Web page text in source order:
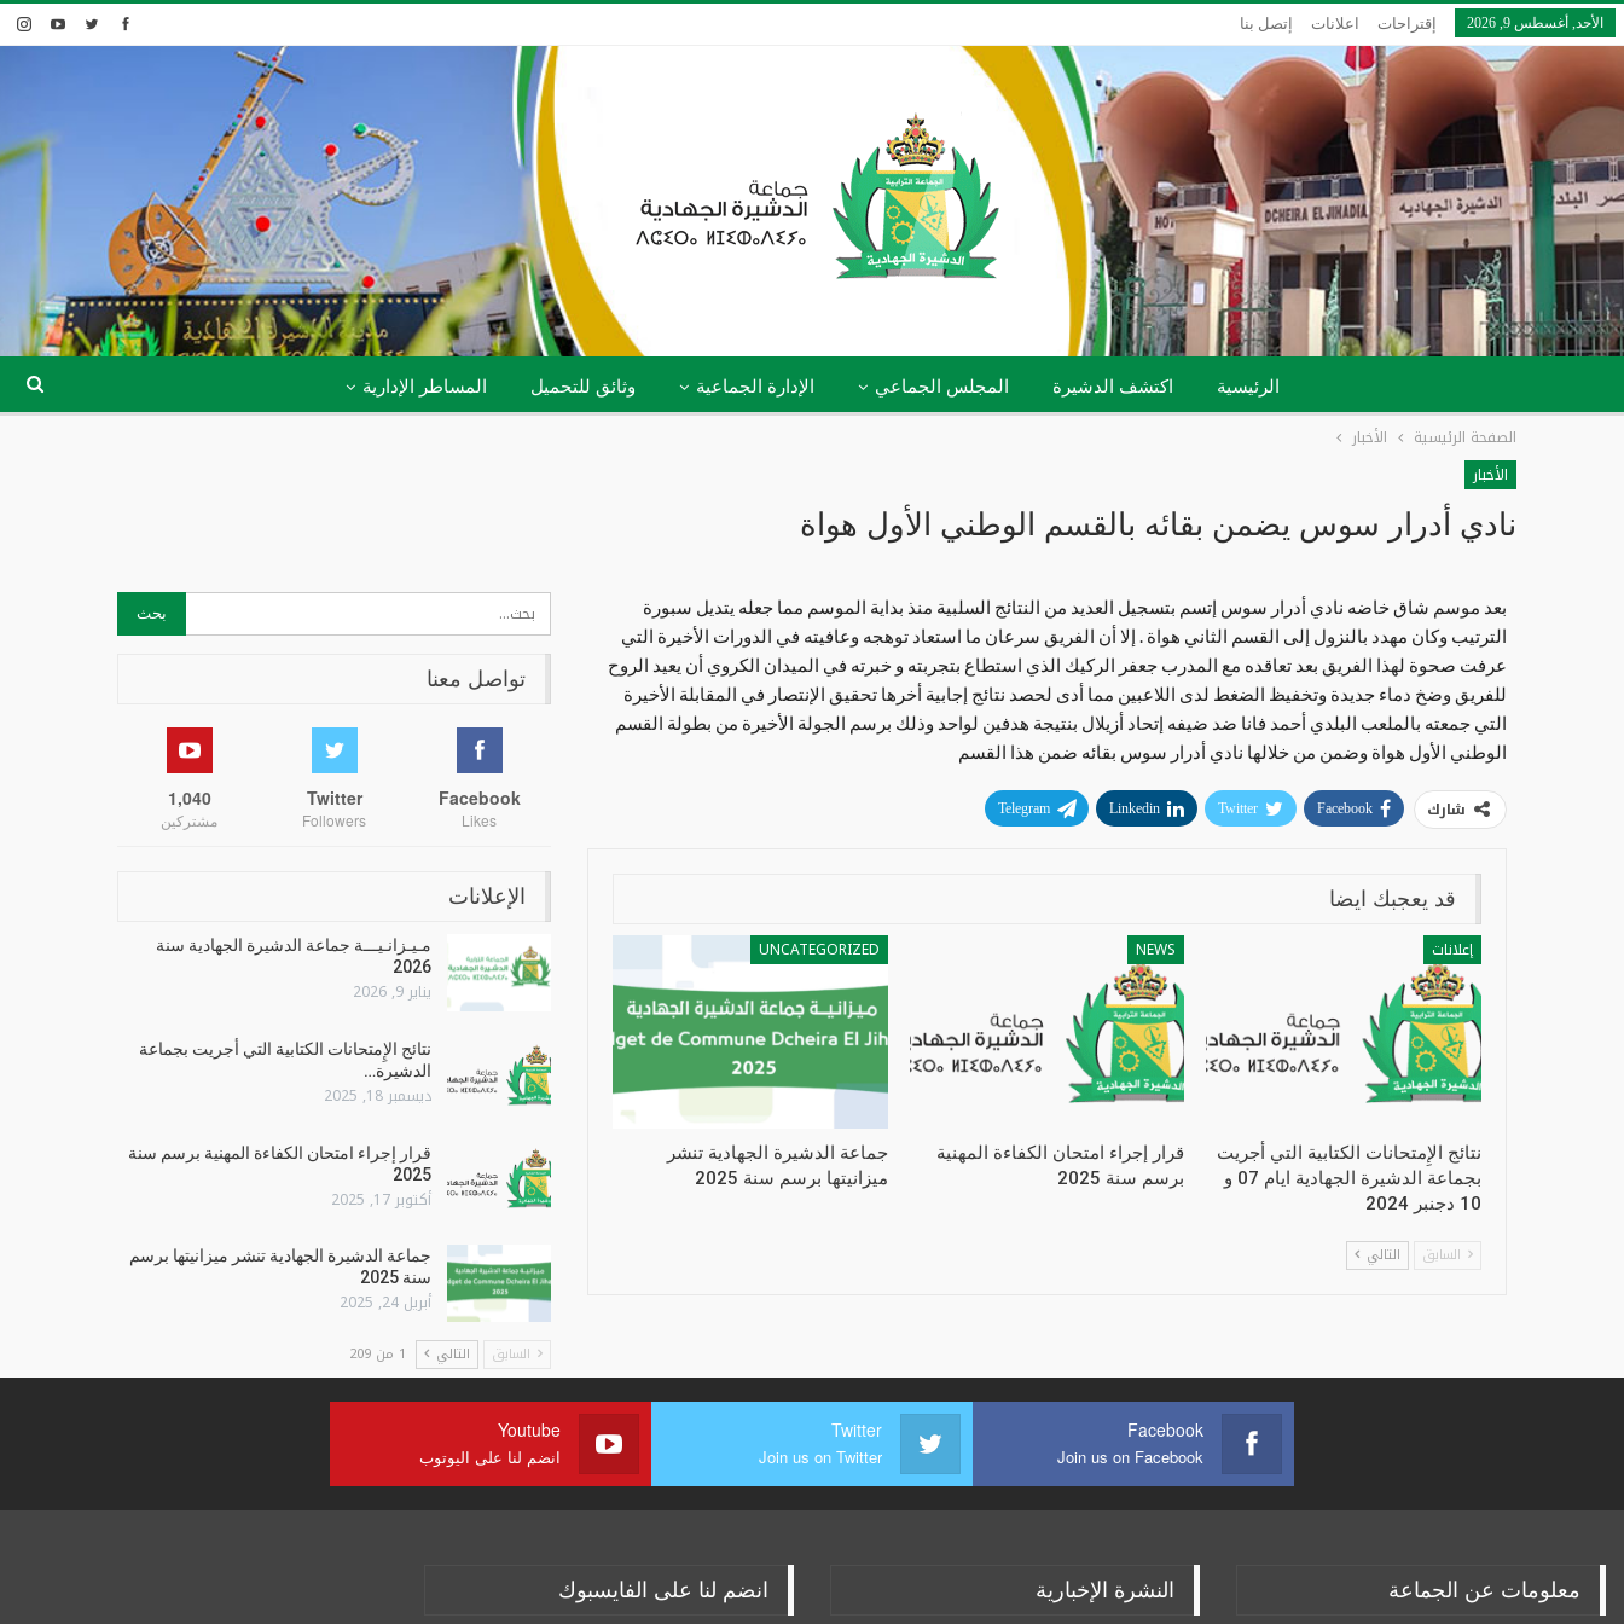
الأحد, أغسطس 9, 2026 إقتراحات اعلانات إتصل بنا
الرئيسية اكتشف الدشيرة المجلس الجماعي الإدارة الجماعية وثائق للتحميل المساطر الإدارية
الصفحة الرئيسية
الأخبار
الأخبار
نادي أدرار سوس يضمن بقائه بالقسم الوطني الأول هواة
بعد موسم شاق خاضه نادي أدرار سوس إتسم بتسجيل العديد من النتائج السلبية منذ بداية الموسم مما جعله يتديل سبورة
الترتيب وكان مهدد بالنزول إلى القسم الثاني هواة . إلا أن الفريق سرعان ما استعاد توهجه وعافيته في الدورات الأخيرة التي
عرفت صحوة لهذا الفريق بعد تعاقده مع المدرب جعفر الركيك الذي استطاع بتجربته و خبرته في الميدان الكروي أن يعيد الروح
للفريق وضخ دماء جديدة وتخفيظ الضغط لدى اللاعبين مما أدى لحصد نتائج إجابية أخرها تحقيق الإنتصار في المقابلة الأخيرة
التي جمعته بالملعب البلدي أحمد فانا ضد ضيفه إتحاد أزيلال بنتيجة هدفين لواحد وذلك برسم الجولة الأخيرة من بطولة القسم
الوطني الأول هواة وضمن من خلالها نادي أدرار سوس بقائه ضمن هذا القسم
شارك Facebook
Twitter
Linkedin
Telegram
قد يعجبك ايضا
إعلانات
نتائج الإِمتحانات الكتابية التي أجريت
بجماعة الدشيرة الجهادية ايام 07 و
10 دجنبر 2024
NEWS
قرار إجراء امتحان الكفاءة المهنية
برسم سنة 2025
UNCATEGORIZED
جماعة الدشيرة الجهادية تنشر
ميزانيتها برسم سنة 2025
السابق التالي
تواصل معنا
Facebook
Likes
Twitter
Followers
1,040
مشتركين
الإعلانات
مـيـزانـيـــة جماعة الدشيرة الجهادية سنة
2026
يناير 9, 2026
نتائج الإِمتحانات الكتابية التي أجريت بجماعة
الدشيرة…
ديسمبر 18, 2025
قرار إجراء امتحان الكفاءة المهنية برسم سنة
2025
أكتوبر 17, 2025
جماعة الدشيرة الجهادية تنشر ميزانيتها برسم
سنة 2025
أبريل 24, 2025
السابق التالي 1 من 209
Facebook
Join us on Facebook
Twitter
Join us on Twitter
Youtube
انضم لنا على اليوتوب
معلومات عن الجماعة النشرة الإخبارية انضم لنا على الفايسبوك